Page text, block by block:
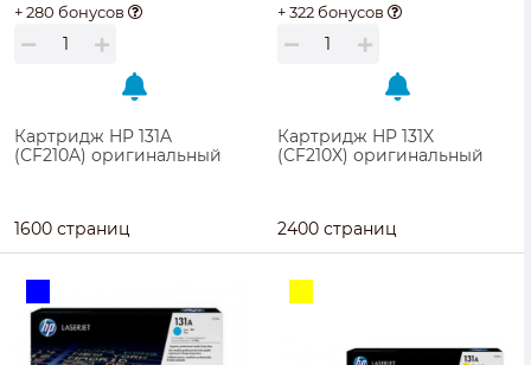
+ 280 бонусов
Картридж HP 131A
(CF210A) оригинальный
1600 страниц
+ 322 бонусов
Картридж HP 131X
(CF210X) оригинальный
2400 страниц